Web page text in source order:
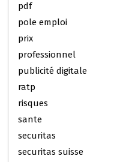
pdf
pole emploi
prix
professionnel
publicité digitale
ratp
risques
sante
securitas
securitas suisse